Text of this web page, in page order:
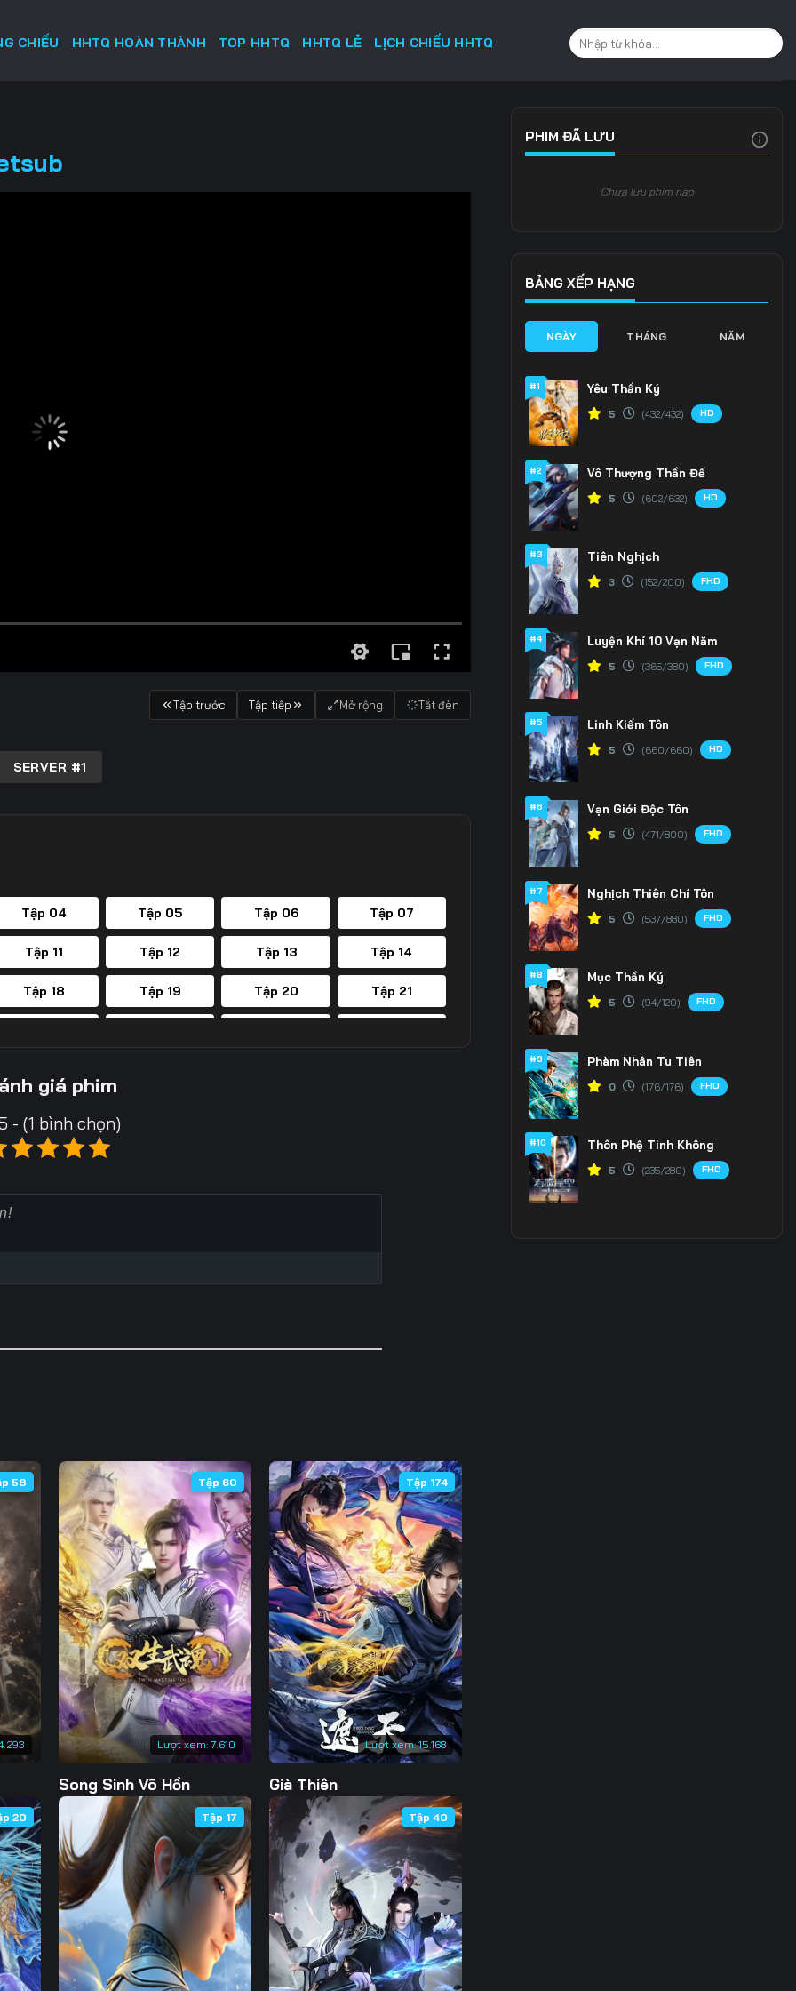
CHIẾU HHTQ HOÀN THÀNH TOP HHTQ HHTQ LẺ LỊCH CHIẾU HHTQ
Tập trước Tập tiếp Mở rộng Tắt đèn
SERVER #1
Tập 04 Tập 05 Tập 06 Tập 07
Tập 11 Tập 12 Tập 13 Tập 14
Tập 18 Tập 19 Tập 20 Tập 21
Tập 46
Tập 102 Tập 103 Tập 104 Tập 105
Tập 109 Tập 110 Tập 111 Tập 112
Tập 116 Tập 117 Tập 118 Tập 119
Tập 123 Tập 124 Tập 125 Tập 126
Tập 130 Tập 131 Tập 132 Tập 133
Tập 137 Tập 138 Tập 139 Tập 140
Tập 144 Tập 145 Tập 146 Tập 147
Tập 151 Tập 152 Tập 153 Tập 154
Tập 159
Tập 165 Tập 166 Tập 167 Tập 168
Tập 172 Tập 173 Tập 174 Tập 175
Tập 179 Tập 180 Tập 181 Tập 182
Tập 186 Tập 187 Tập 188 Tập 189
Tập 193 Tập 194 Tập 195 Tập 196
giá phim
- (1 bình chọn)
58
Lượt xem: 7.610
Tập 60
Song Sinh Võ Hồn
Lượt xem:15.168
Tập 174
Già Thiên
20 Tập 17 Tập 40
PHIM ĐÃ LƯU
Chưa lưu phim nào
BẢNG XẾP HẠNG
NGÀY THÁNG NĂM
#1 Yêu Thần Ký
5 (432/432) HD
#2 Vô Thượng Thần Đế
5 (602/632) HD
#3 Tiên Nghịch
3 (152/200) FHD
#4 Luyện Khí 10 Vạn Năm
5 (365/380) FHD
#5 Linh Kiếm Tôn
5 (660/660) HD
#6 Vạn Giới Độc Tôn
5 (471/800) FHD
#7 Nghịch Thiên Chí Tôn
5 (537/880) FHD
#8 Mục Thần Ký
5 (94/120) FHD
#9 Phàm Nhân Tu Tiên
0 (176/176) FHD
#10 Thôn Phệ Tinh Không
5 (235/280) FHD